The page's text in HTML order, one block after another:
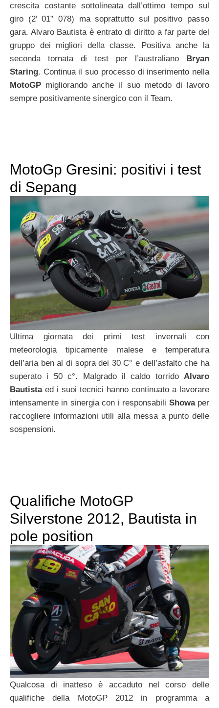
crescita costante sottolineata dall’ottimo tempo sul
giro (2’ 01” 078) ma soprattutto sul positivo passo
gara. Alvaro Bautista è entrato di diritto a far parte del
gruppo dei migliori della classe. Positiva anche la
seconda tornata di test per l’australiano Bryan
Staring. Continua il suo processo di inserimento nella
MotoGP migliorando anche il suo metodo di lavoro
sempre positivamente sinergico con il Team.
MotoGp Gresini: positivi i test
di Sepang
Ultima giornata dei primi test invernali con
meteorologia tipicamente malese e temperatura
dell’aria ben al di sopra dei 30 C° e dell’asfalto che ha
superato i 50 c°. Malgrado il caldo torrido Alvaro
Bautistaed i suoi tecnici hanno continuato a lavorare
intensamente in sinergia con i responsabili Showaper
raccogliere informazioni utili alla messa a punto delle
sospensioni.
Qualifiche MotoGP
Silverstone 2012, Bautista in
pole position
Qualcosa di inatteso è accaduto nel corso delle
qualifiche della MotoGP 2012 in programma a